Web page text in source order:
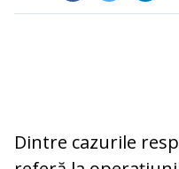
Dintre cazurile